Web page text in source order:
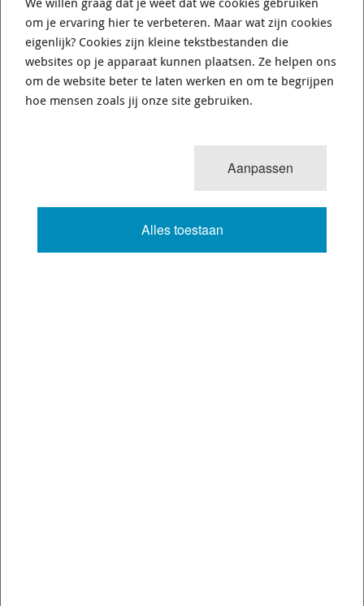
om je ervaring hier te verbeteren. Maar wat zijn cookies
eigenlijk? Cookies zijn kleine tekstbestanden die
websites op je apparaat kunnen plaatsen. Ze helpen ons
om de website beter te laten werken en om te begrijpen
hoe mensen zoals jij onze site gebruiken.
Aanpassen
Alles toestaan